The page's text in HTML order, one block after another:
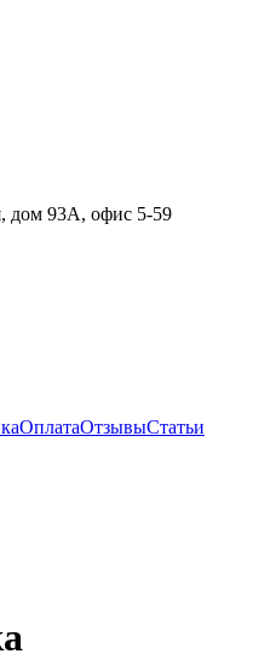
дом 93А, офис 5-59
ОплатаОтзывыСтатьи